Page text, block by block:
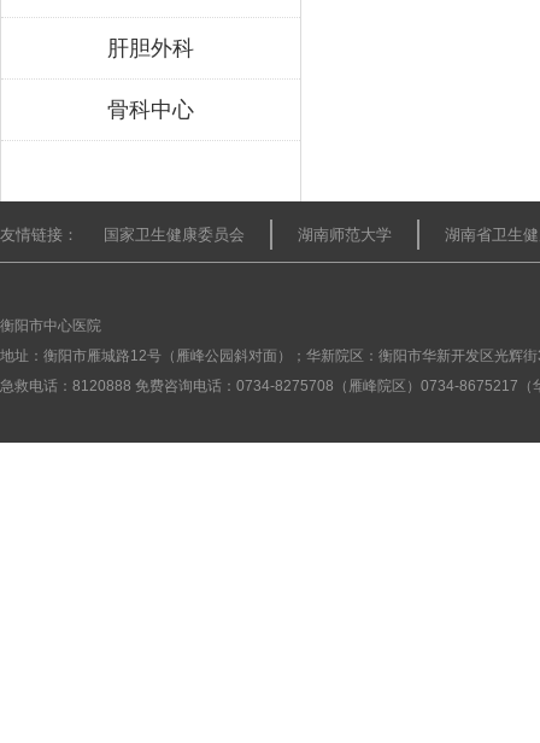
肝胆外科
骨科中心
友情链接： 国家卫生健康委员会 湖南师范大学 湖南省卫生
衡阳市中心医院
地址：衡阳市雁城路12号（雁峰公园斜对面）；华新院区：衡阳市华新开发区光辉
急救电话：8120888 免费咨询电话：0734-8275708（雁峰院区）0734-8675217（